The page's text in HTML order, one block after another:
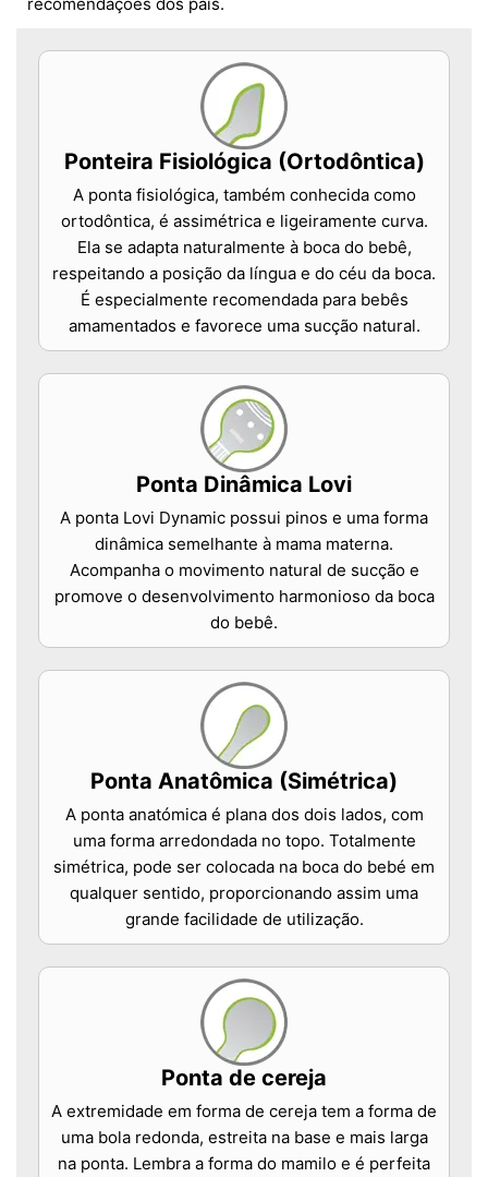
Ponteira Fisiológica (Ortodôntica)
A ponta fisiológica, também conhecida como
ortodôntica, é assimétrica e ligeiramente curva.
Ela se adapta naturalmente à boca do bebê,
respeitando a posição da língua e do céu da boca.
É especialmente recomendada para bebês
amamentados e favorece uma sucção natural.
Ponta Dinâmica Lovi
A ponta Lovi Dynamic possui pinos e uma forma
dinâmica semelhante à mama materna.
Acompanha o movimento natural de sucção e
promove o desenvolvimento harmonioso da boca
do bebê.
Ponta Anatômica (Simétrica)
A ponta anatómica é plana dos dois lados, com
uma forma arredondada no topo. Totalmente
simétrica, pode ser colocada na boca do bebé em
qualquer sentido, proporcionando assim uma
grande facilidade de utilização.
Ponta de cereja
A extremidade em forma de cereja tem a forma de
uma bola redonda, estreita na base e mais larga
na ponta. Lembra a forma do mamilo e é perfeita